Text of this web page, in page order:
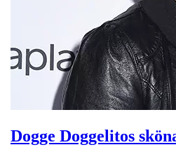
Dogge Doggelitos